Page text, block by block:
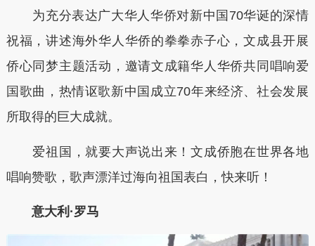
为充分表达广大华人华侨对新中国70华诞的深情
祝福，讲述海外华人华侨的拳拳赤子心，文成县开展
侨心同梦主题活动，邀请文成籍华人华侨共同唱响爱
国歌曲，热情讴歌新中国成立70年来经济、社会发展
所取得的巨大成就。
爱祖国，就要大声说出来！文成侨胞在世界各地
唱响赞歌，歌声漂洋过海向祖国表白，快来听！
意大利·罗马